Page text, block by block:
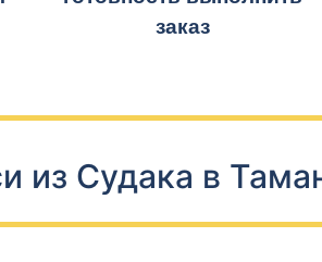
заказ
из Судака в